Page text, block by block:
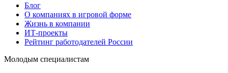
Блог
О компаниях в игровой форме
Жизнь в компании
ИТ-проекты
Рейтинг работодателей России
Молодым специалистам